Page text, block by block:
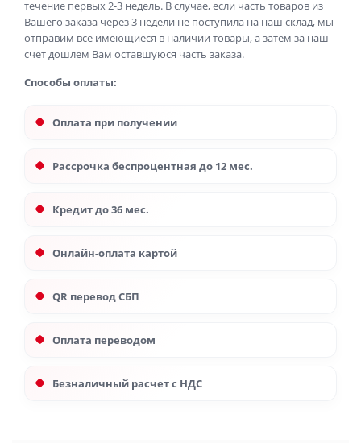
течение первых 2-3 недель. В случае, если часть товаров из
Вашего заказа через 3 недели не поступила на наш склад, мы
отправим все имеющиеся в наличии товары, а затем за наш
счет дошлем Вам оставшуюся часть заказа.
Способы оплаты:
Оплата при получении
Рассрочка беспроцентная до 12 мес.
Кредит до 36 мес.
Онлайн-оплата картой
QR перевод СБП
Оплата переводом
Безналичный расчет с НДС